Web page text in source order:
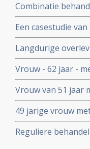
Combinatie
(CPA) en
Een casestudie
behandeling met
Langdurige
met combinatie
Vrouw - 62 jaar -
behandeling met
Vrouw van 51 jaar
behandeling
fluorouracil) en 5'-
acetate)
49 jarige vrouw
status bijzonder
fluorouridine en
Reguliere